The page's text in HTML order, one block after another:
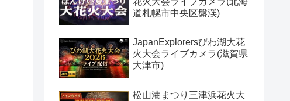
道札幌市中央区盤渓)
JapanExplorersびわ湖大花
火大会ライブカメラ(滋賀県
大津市)
松山港まつり三津浜花火大